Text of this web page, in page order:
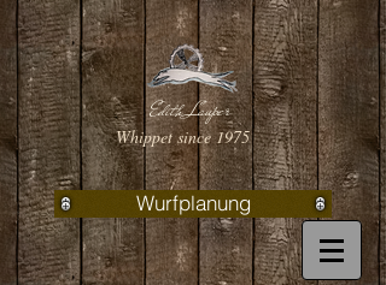
Edith Lauper
Whippet since 1975
Wurfplanung